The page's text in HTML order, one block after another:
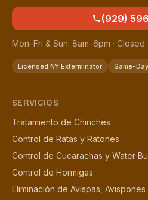
(929)
Mon–Fri & Sun: 8am–6pm ·
Licensed NY Exterminator Same-
SERVICIOS
Tratamiento de Chinches
Control de Ratas y Ratones
Control de Cucarachas y Water
Control de Hormigas
Eliminación de Avispas,